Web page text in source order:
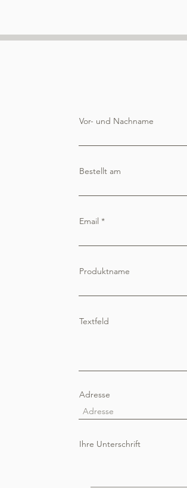
Vor- und Nachname
Bestellt am
Email
Produktname
Textfeld
Adresse
Ihre Unterschrift